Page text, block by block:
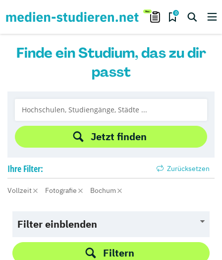
0
Finde ein Studium, das zu dir
passt
Jetzt finden
Ihre Filter: Zurücksetzen
Vollzeit Fotografie Bochum
Filter einblenden
Filtern